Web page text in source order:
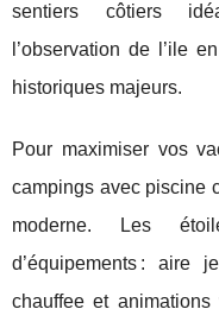
sentiers côtiers
l’observation de l’ile
historiques majeurs.
Pour maximiser vos
campings avec piscine
moderne. Les
d’équipements : aire
chauffee et